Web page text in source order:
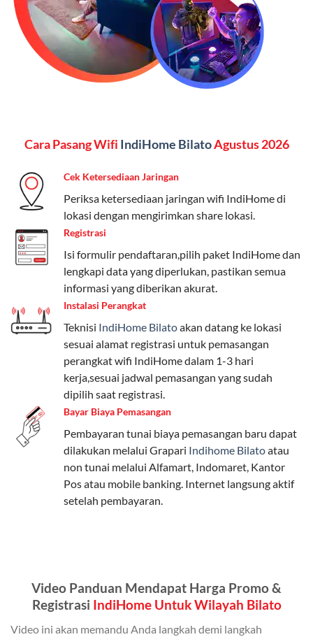
menginginkan internet, komunikasi, dan hiburan
(streaming & TV) dalam satu paket.
Paket Dynamic IP
keluarga, nelpon & SMS semua operator, dan akses
Kelebihan:
Cocok untuk pengguna yang membutuhkan
koneksi internet cepat dan stabil dengan fleksibilitas
kuota. Pilihan harga bervariasi sesuai kebutuhan.
Telkomsel One menyediakan pilihan paket yang
beragam, mulai dari paket hemat hingga premium.
Pengguna bisa memilih sesuai kebutuhan, baik untuk
internet, komunikasi, atau hiburan.
Paket Easy cocok untuk kebutuhan dasar, Paket
Complete untuk yang menginginkan fitur lengkap,
dan Paket Dynamic IP untuk pengguna yang
memprioritaskan kecepatan internet tinggi.
Paket Telkomsel One dengan Kuota Keluarga
Salah satu fitur unggulan Telkomsel One adalah Paket
Kuota Keluarga. Dengan kuota hingga 30 GB, Anda
bisa membagikan internet kepada anggota keluarga
atau teman tanpa perlu khawatir kehabisan kuota.
Admin (pelanggan utama) dan anggota yang terdaftar.
Cara Pasang Wifi IndiHome BilatoAgustus 2026
Cek Ketersediaan Jaringan
Periksa ketersediaan jaringan wifi IndiHome di
lokasi dengan mengirimkan share lokasi.
Registrasi
Isi formulir pendaftaran,pilih paket IndiHome dan
lengkapi data yang diperlukan, pastikan semua
informasi yang diberikan akurat.
Instalasi Perangkat
Teknisi IndiHome Bilatoakan datang ke lokasi
sesuai alamat registrasi untuk pemasangan
perangkat wifi IndiHome dalam 1-3 hari
kerja,sesuai jadwal pemasangan yang sudah
dipilih saat registrasi.
Bayar Biaya Pemasangan
Pembayaran tunai biaya pemasangan baru dapat
dilakukan melalui Grapari Indihome Bilatoatau
non tunai melalui Alfamart, Indomaret, Kantor
Pos atau mobile banking. Internet langsung aktif
setelah pembayaran.
Video Panduan Mendapat Harga Promo &
Registrasi IndiHome Untuk Wilayah Bilato
Video ini akan memandu Anda langkah demi langkah